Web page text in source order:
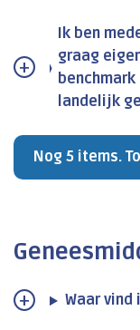
Ik ben
graag
landelijk
Nog 5 items.
Waar vind